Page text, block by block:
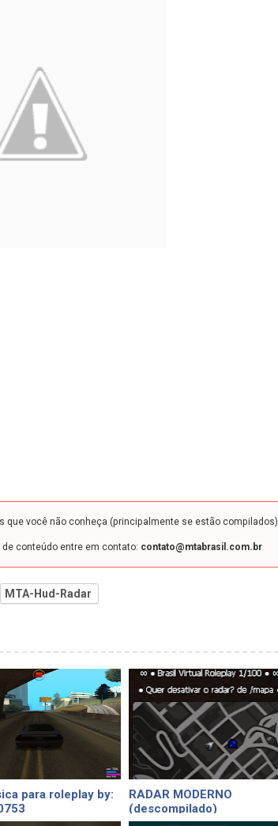
que você não conheça (principalmente se estão compilados)
conteúdo entre em contato: contato@mtabrasil.com.br
MTA-Hud-Radar
para roleplay by:
RADAR MODERNO
(descompilado)